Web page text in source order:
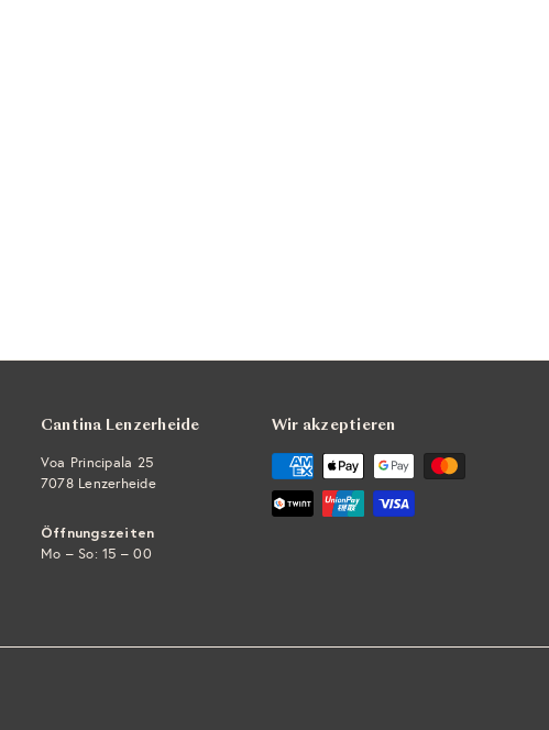
Cantina Lenzerheide
Voa Principala 25
7078 Lenzerheide
Öffnungszeiten
Mo – So: 15 – 00
Wir akzeptieren